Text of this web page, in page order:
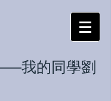
我的同學劉